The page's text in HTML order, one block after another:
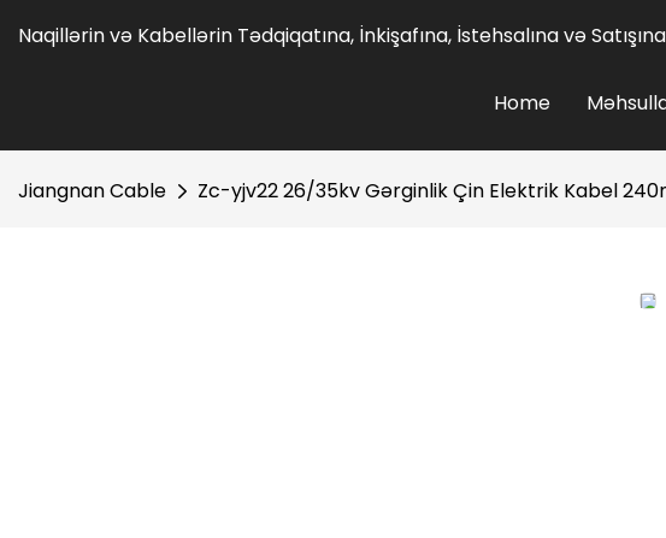
Naqillərin və Kabellərin Tədqiqatına, İnkişafına, İstehsalına və
Home
Jiangnan Cable Zc-yjv22 26/35kv Gərginlik Çin Elektrik Kabel